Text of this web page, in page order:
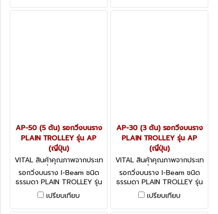
AP-50 (5 ตัน) รอกวิ่งบนราง
PLAIN TROLLEY รุ่น AP
(ญี่ปุ่น)
VITAL สินค้าคุณภาพจากประเท
ศญี่ปุ่น AP-50
รอกวิ่งบนราง I-Beam ชนิด
ธรรมดา PLAIN TROLLEY รุ่น
AP - Series (ญี่ปุ่น)
เปรียบเทียบ
AP-30 (3 ตัน) รอกวิ่งบนราง
PLAIN TROLLEY รุ่น AP
(ญี่ปุ่น)
VITAL สินค้าคุณภาพจากประเท
ศญี่ปุ่น AP-30
รอกวิ่งบนราง I-Beam ชนิด
ธรรมดา PLAIN TROLLEY รุ่น
AP - Series (ญี่ปุ่น)
เปรียบเทียบ